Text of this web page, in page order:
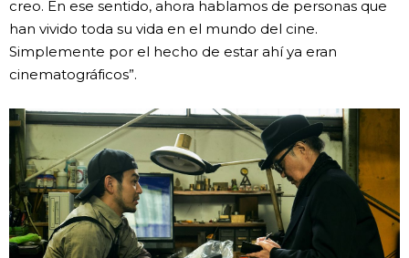
creo. En ese sentido, ahora hablamos de personas que
han vivido toda su vida en el mundo del cine.
Simplemente por el hecho de estar ahí ya eran
cinematográficos”.